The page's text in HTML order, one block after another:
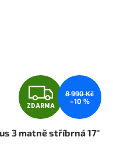
Z
D
ZDARMA
8 990 Kč
–10 %
3 matně stříbrná 17''